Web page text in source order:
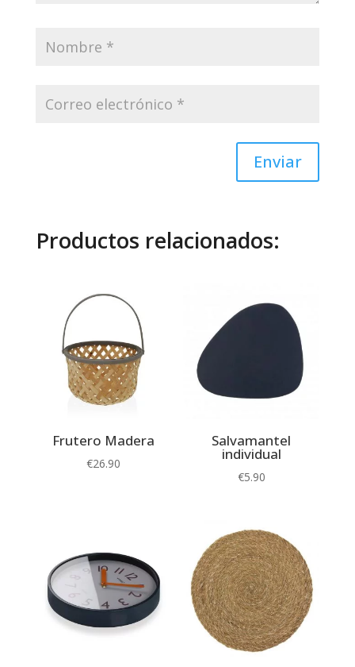
Enviar
Productos relacionados:
Frutero Madera
€26.90
Salvamantel
individual
€5.90